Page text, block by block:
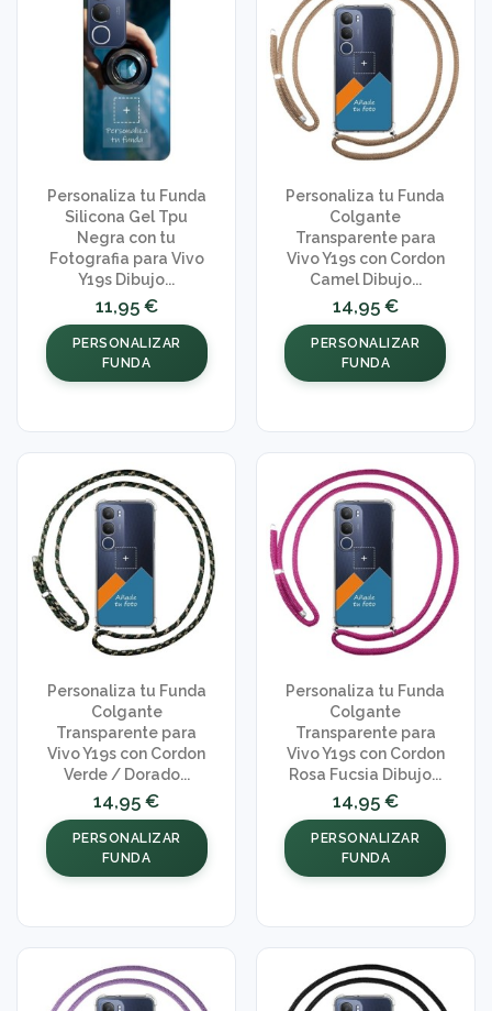
Personaliza tu Funda
Silicona Gel Tpu
Negra con tu
Fotografia para Vivo
Y19s Dibujo...
11,95 €
PERSONALIZAR
FUNDA
Personaliza tu Funda
Colgante
Transparente para
Vivo Y19s con Cordon
Camel Dibujo...
14,95 €
PERSONALIZAR
FUNDA
Personaliza tu Funda
Colgante
Transparente para
Vivo Y19s con Cordon
Verde / Dorado...
14,95 €
PERSONALIZAR
FUNDA
Personaliza tu Funda
Colgante
Transparente para
Vivo Y19s con Cordon
Rosa Fucsia Dibujo...
14,95 €
PERSONALIZAR
FUNDA